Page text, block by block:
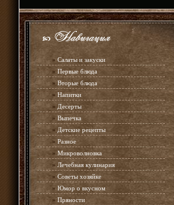
» Салаты и закуски
» Первые блюда
» Вторые блюда
» Напитки
»Десерты
» Выпечка
» Детские рецепты
» Разное
» Микроволновка
» Лечебная кулинария
» Советы хозяйке
» Юмор о вкусном
» Пряности